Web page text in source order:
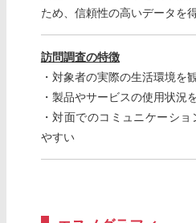
ため、信頼性の高いデータを
訪問調査の特徴
・対象者の実際の生活環境を
・製品やサービスの使用状況
・対面でのコミュニケーシ
やすい